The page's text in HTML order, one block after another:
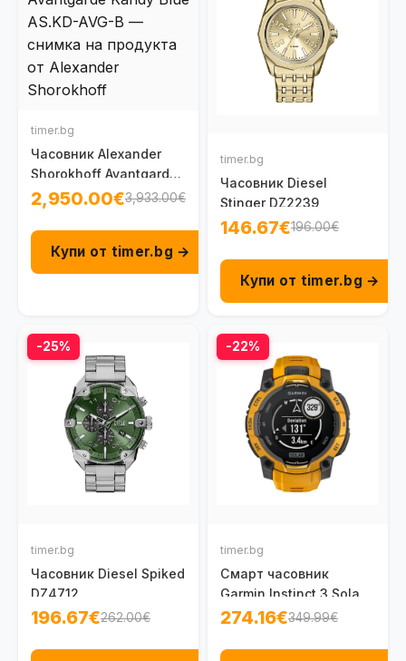
timer.bg
Часовник Alexander
Shorokhoff Avantgarde
Kandy Blue AS.KD-AVG-
2,950.00€3,933.00€
Купи от timer.bg →
timer.bg
Часовник Diesel
Stinger DZ2239
146.67€196.00€
Купи от timer.bg →
-25%
timer.bg
Часовник Diesel Spiked
DZ4712
196.67€262.00€
-22%
timer.bg
Смарт часовник
Garmin Instinct 3 Solar
45 мм Sunburst/Grey
274.16€349.99€